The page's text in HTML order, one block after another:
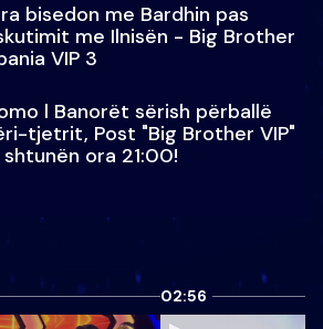
bisedon me Bardhin pas
me Ilnisën - Big Brother
VIP 3
l Banorët sërish përballë
tjetrit, Post "Big Brother VIP"
ora 21:00!
02:56